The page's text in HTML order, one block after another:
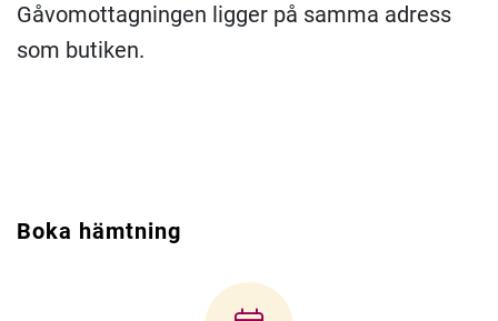
Gåvomottagningen ligger på samma adress
som butiken.
Boka hämtning